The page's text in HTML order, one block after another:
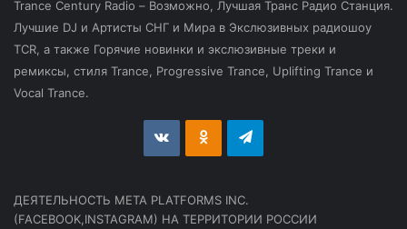
Trance Century Radio – Возможно, Лучшая Транс Радио Станция.
Лучшие DJ и Артисты СНГ и Мира в Экслюзивных радиошоу
TCR, а также Горячие новинки и экслюзивные треки и
ремиксы, стиля Trance, Progressive Trance, Uplifting Trance и
Vocal Trance.
vk.com Odnoklassniki
Telegram
ДЕЯТЕЛЬНОСТЬ МЕТА PLATFORMS INC.
(FACEBOOK,INSTAGRAM) НА ТЕРРИТОРИИ РОССИИ